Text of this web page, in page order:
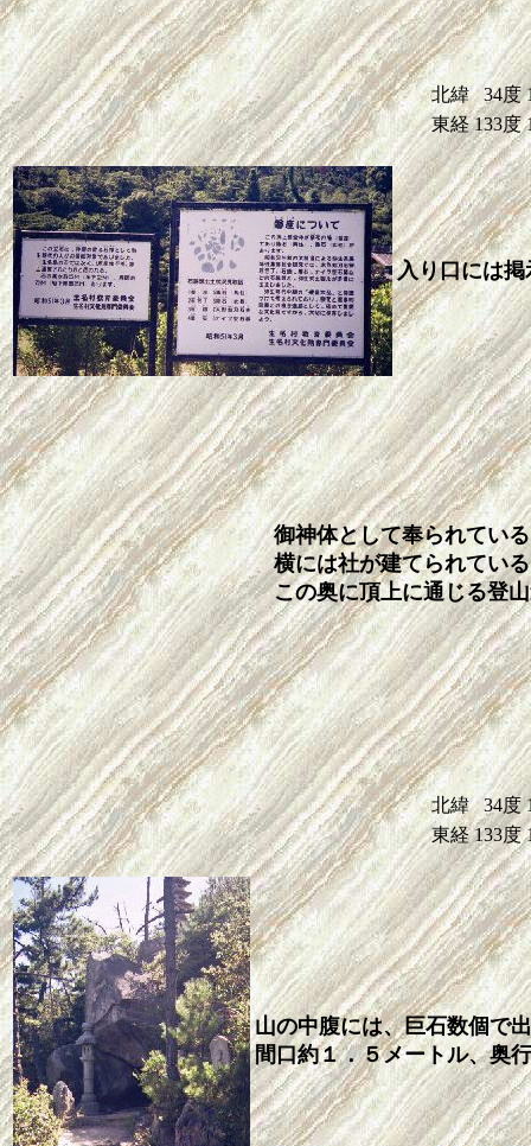
北緯 34度
東経 133度
入り口には
御神体として奉られてい
横には社が建てられてい
この奥に頂上に通じる登
北緯 34度
東経 133度
山の中腹には、巨石数個で
間口約１．５メートル、奥